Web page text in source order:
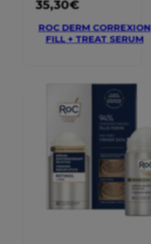
35,30€
ROC DERM CORREXION
FILL + TREAT SERUM